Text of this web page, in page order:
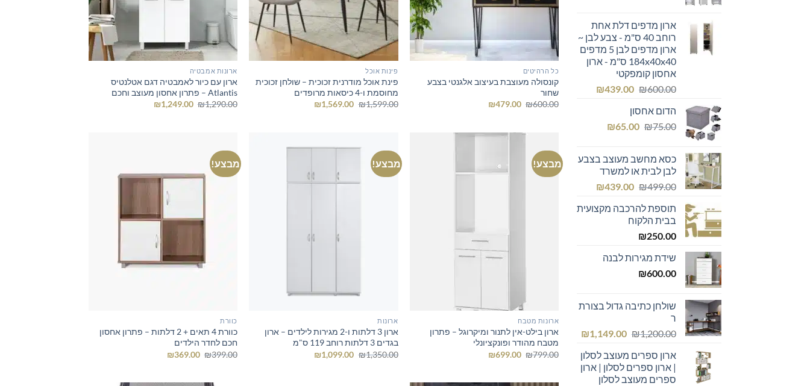
₪800.00.
₪759.00.ארון מדפים דלת אחת
רוחב 40 ס"מ - צבע לבן ~
ארון מדפים לבן 5 מדפים
184x40x40 ס"מ - ארון
אחסון קומפקטי
₪600.00
המחיר
היה:
₪600.00.
₪439.00
המחיר
הדום אחסון
₪75.00
המחיר
₪75.00.
₪65.00
המחיר
₪65.00.
כסא מחשב מעוצב בצבע
לבן לבית או למשרד
₪499.00
המחיר
היה:
₪499.00.
₪439.00
המחיר
הוא:
תוספת להרכבה מקצועית
בבית הלקוח
₪250.00
שידת מגירות לבנה
₪600.00
שולחן כתיבה גדול בצורת
ר
₪1,200.00
המחיר
היה:
₪1,200.00.
₪1,149.00
המחיר
הנוכחי
הוא:
₪1,149.00.
ארון ספרים מעוצב לסלון
| ארון ספרים לסלון | ארון
ספרים מעוצב לסלון
כל הרהיטים
קונסולה מעוצבת בעיצוב אלגנטי בצבע
שחור
₪600.00
המחיר ₪479.00
פינות אוכל
פינת אוכל מודרנית זכוכית – שולחן זכוכית
מחוסמת ו-4 כיסאות מרופדים
₪1,599.00
המחיר
₪1,569.00
המחיר
ארונות אמבטיה
ארון עם כיור לאמבטיה דגם אטלנטיס
Atlantis – פתרון אחסון מעוצב וחכם
₪1,290.00
המחיר
₪1,249.00
מבצע!
ארונות מטבח
ארון בילט-אין לתנור ומיקרוגל – פתרון
מטבח מהודר ופונקציונלי
₪799.00
המחיר ₪699.00
מבצע!
ארונות
ארון 3 דלתות ו-2 מגירות לילדים – ארון
בגדים 3 דלתות רוחב 119 ס"מ
₪1,350.00
המחיר
₪1,099.00
המחיר
מבצע!
כוורת
כוורת 4 תאים + 2 דלתות – פתרון אחסון
חכם לחדר הילדים
₪399.00
המחיר ₪369.00